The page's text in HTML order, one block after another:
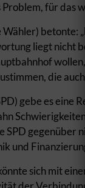
für das
betonte:
liegt nicht
die
gebe es eine
SPD gegenüber
und
sich mit